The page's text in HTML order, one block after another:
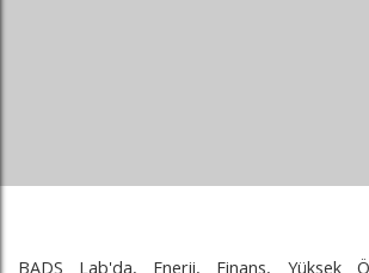
BADS Lab'da, Enerji, Finans, Yüksek